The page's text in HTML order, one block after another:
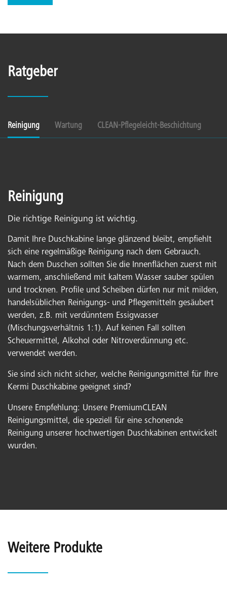
Ratgeber
Reinigung Wartung CLEAN-Pflegeleicht-Beschichtung
Reinigung
Die richtige Reinigung ist wichtig.
Damit Ihre Duschkabine lange glänzend bleibt, empfiehlt
sich eine regelmäßige Reinigung nach dem Gebrauch.
Nach dem Duschen sollten Sie die Innenflächen zuerst mit
warmem, anschließend mit kaltem Wasser sauber spülen
und trocknen. Profile und Scheiben dürfen nur mit milden,
handelsüblichen Reinigungs- und Pflegemitteln gesäubert
werden, z.B. mit verdünntem Essigwasser
(Mischungsverhältnis 1:1). Auf keinen Fall sollten
Scheuermittel, Alkohol oder Nitroverdünnung etc.
verwendet werden.
Sie sind sich nicht sicher, welche Reinigungsmittel für Ihre
Kermi Duschkabine geeignet sind?
Unsere Empfehlung: Unsere PremiumCLEAN
Reinigungsmittel, die speziell für eine schonende
Reinigung unserer hochwertigen Duschkabinen entwickelt
wurden.
Weitere Produkte